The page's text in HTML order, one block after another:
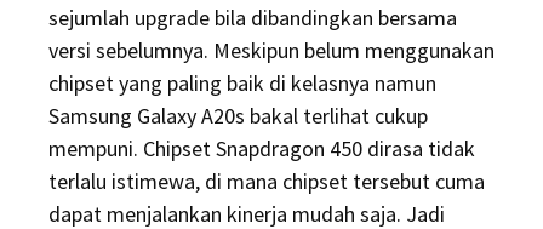
sejumlah upgrade bila dibandingkan bersama
versi sebelumnya. Meskipun belum menggunakan
chipset yang paling baik di kelasnya namun
Samsung Galaxy A20s bakal terlihat cukup
mempuni. Chipset Snapdragon 450 dirasa tidak
terlalu istimewa, di mana chipset tersebut cuma
dapat menjalankan kinerja mudah saja. Jadi